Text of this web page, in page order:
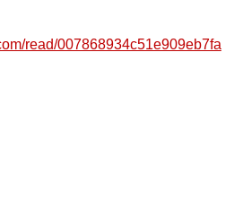
read/007868934c51e909eb7fa